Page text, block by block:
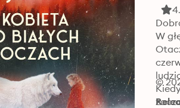
W
©